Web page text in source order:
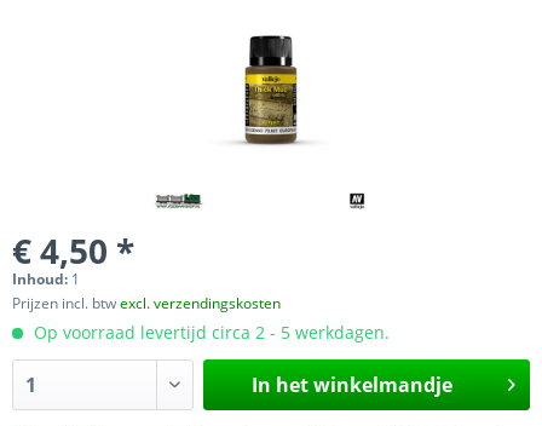
€ 4,50 *
Inhoud: 1
Prijzen incl. btwexcl. verzendingskosten
Op voorraad levertijd circa 2 - 5 werkdagen.
In het winkelmandje